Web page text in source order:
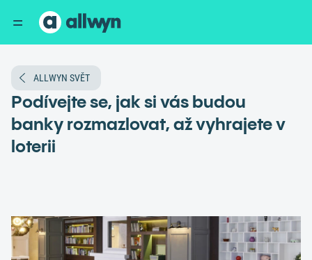
ALLWYN SVĚT
Podívejte se, jak si vás budou
banky rozmazlovat, až vyhrajete v
loterii